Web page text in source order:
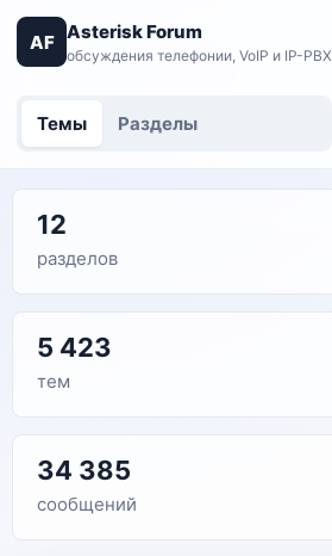
AF Asterisk Forum
обсуждения телефонии, VoIP и IP-PBX
Темы Разделы
12
разделов
5 423
тем
34 385
сообщений